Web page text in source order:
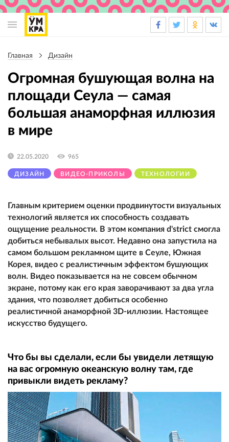
навигации
Главная Дизайн
Огромная бушующая волна на
площади Сеула — самая
большая анаморфная иллюзия
в мире
ДИЗАЙН ВИДЕО-ПРИКОЛЫ ТЕХНОЛОГИИ
22.05.2020 965
Главным критерием оценки продвинутости визуальных
технологий является их способность создавать
ощущение реальности. В этом компания d'strict смогла
добиться небывалых высот. Недавно она запустила на
самом большом рекламном щите в Сеуле, Южная
Корея, видео с реалистичным эффектом бушующих
волн. Видео показывается на не совсем обычном
экране, потому как его края заворачивают за два угла
здания, что позволяет добиться особенно
реалистичной анаморфной 3D-иллюзии. Настоящее
искусство будущего.
Что бы вы сделали, если бы увидели летящую
на вас огромную океанскую волну там, где
привыкли видеть рекламу?